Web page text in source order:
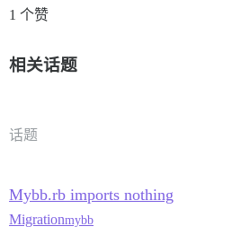
1 个赞
相关话题
话题
Mybb.rb imports nothing
Migrationmybb